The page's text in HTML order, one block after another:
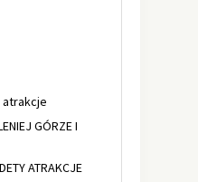
GÓRZE I
ATRAKCJE